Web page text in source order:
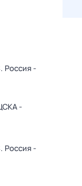
Россия -
-
Россия -